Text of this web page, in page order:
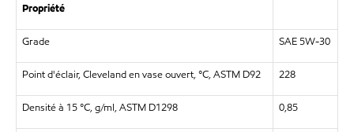
Propriété
Grade SAE 5W-30
Point d'éclair, Cleveland en vase ouvert, °C, ASTM D92 228
Densité à 15 °C, g/ml, ASTM D1298 0,85